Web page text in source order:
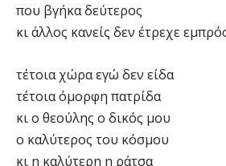
που βγήκα δεύτερος
κι άλλος κανείς δεν έτρεχε
τέτοια χώρα εγώ δεν είδα
τέτοια όμορφη πατρίδα
κι ο θεούλης ο δικός μου
ο καλύτερος του κόσμου
κι η καλύτερη η ράτσα